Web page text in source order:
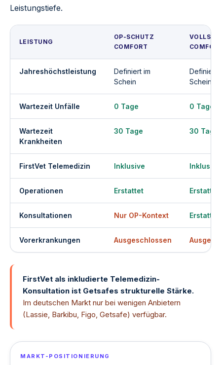
Leistungstiefe.
LEISTUNG
OP-SCHUTZ
COMFORT
Jahreshöchstleistung
Definiert im
Schein
Definiert
Schein
Wartezeit Unfälle 0 Tage 0 Tage
Wartezeit
Krankheiten
30 Tage 30 Tage
FirstVet Telemedizin Inklusive Inklusive
Operationen Erstattet Erstattet
Konsultationen Nur OP-Kontext Erstattet
Vorerkrankungen Ausgeschlossen
FirstVet als inkludierte Telemedizin-
Konsultation ist Getsafes strukturelle Stärke.
Im deutschen Markt nur bei wenigen Anbietern
(Lassie, Barkibu, Figo, Getsafe) verfügbar.
MARKT-POSITIONIERUNG